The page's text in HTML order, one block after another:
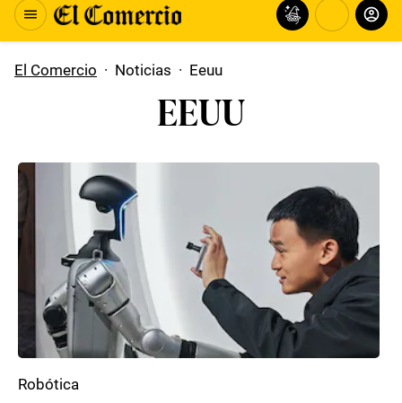
El Comercio · Noticias · Eeuu
EEUU
Robótica